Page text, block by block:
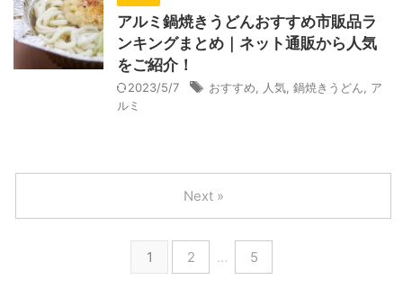
アルミ鍋焼きうどんおすすめ市販品ラ
ンキングまとめ｜ネット通販から人気
をご紹介！
2023/5/7 おすすめ 人気 鍋焼きうどん
ア
ルミ
1 2 … 5
Next »